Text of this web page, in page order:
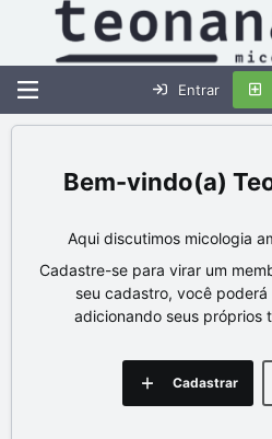
Entrar
Aqui discutimos micologia
Cadastre-se para virar um
seu cadastro, você
adicionando seus próprios
Cadastrar